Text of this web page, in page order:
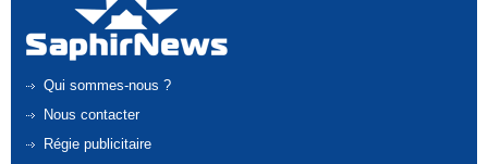
Qui sommes-nous ?
Nous contacter
Régie publicitaire